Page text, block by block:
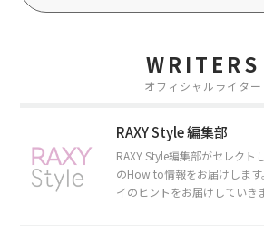
WRITERS
オフィシャルライター
RAXY Style 編集部
RAXY Style編集部がセレクト
のHow to情報をお届けしま
イのヒントをお届けしていき